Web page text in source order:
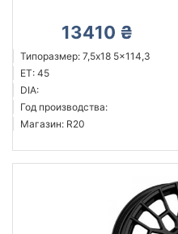
13410 ₴
Типоразмер: 7,5x18 5x114,3
ET: 45
DIA:
Год производства:
Магазин: R20
Сбросить